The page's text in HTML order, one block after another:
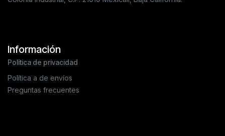
Información
Política de privacidad
Política a de envíos
Preguntas frecuentes